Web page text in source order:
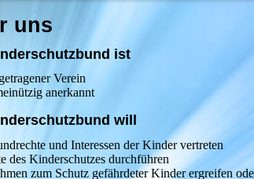
uns
ist
Verein
anerkannt
will
und Interessen der Kinder vertreten
des Kinderschutzes durchführen
zum Schutz gefährdeter Kinder ergreifen